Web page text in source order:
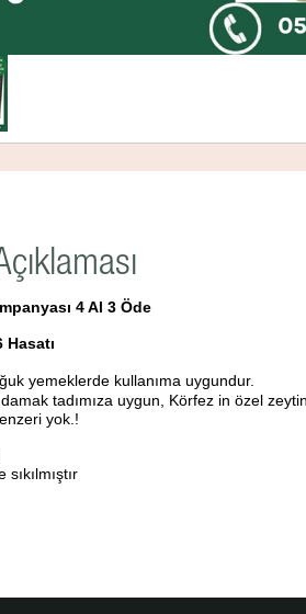
4 Al 3 Öde
Hasatı
yemeklerde kullanıma uygundur.
tadımıza uygun, Körfez in özel
yok.!